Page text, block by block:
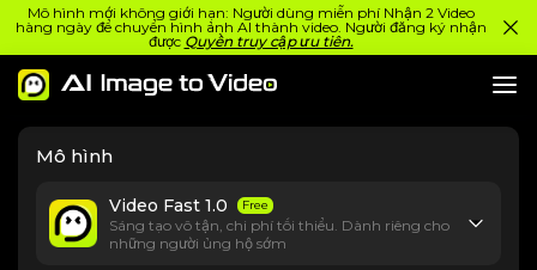
Mô hình mới không giới hạn: Người dùng miễn phí Nhận 2 Video
hàng ngày để chuyển hình ảnh AI thành video. Người đăng ký nhận
được Quyền truy cập ưu tiên.
Mô hình
Video Fast 1.0 Free
Sáng tạo vô tận, chi phí tối thiểu. Dành riêng cho
những người ủng hộ sớm